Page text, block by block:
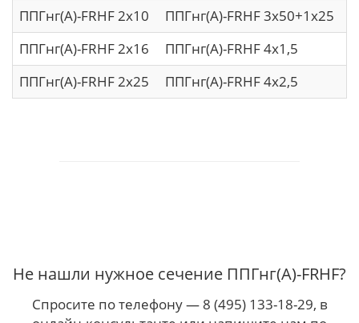
ППГнг(A)-FRHF 2х10
ППГнг(A)-FRHF 3х50+1х25
ППГнг(A)-FRHF 2х16
ППГнг(A)-FRHF 4х1,5
ППГнг(A)-FRHF 2х25
ППГнг(A)-FRHF 4х2,5
Не нашли нужное сечение ППГнг(А)-FRHF?
Спросите по телефону — 8 (495) 133-18-29, в